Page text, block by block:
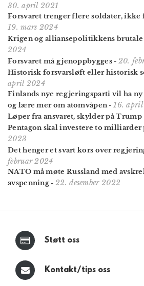
30. april 2021
Forsvaret trenger flere soldater,
19. mars 2024
Krigen og allianse­politikkens
2024
Forsvaret må gjenoppbygges- 20.
Historisk forsvarsløft eller historisk
april 2024
Finlands nye regjeringsparti vil ha
og lære mer om atomvåpen - 16.
Løper fra ansvaret, skylder på Trump
Pentagon skal investere to milliarder
2023
Det henger et svart kors over
februar 2024
NATO må møte Russland med
avspenning - 22. desember 2022
Støtt oss
Kontakt/tips oss